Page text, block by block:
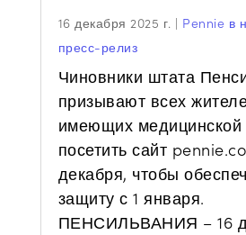
16 декабря 2025 г. | Pennie в
пресс-релиз
Чиновники штата
призывают всех
имеющих медицинской
посетить сайт
декабря, чтобы
защиту с 1 января.
ПЕНСИЛЬВАНИЯ – 16